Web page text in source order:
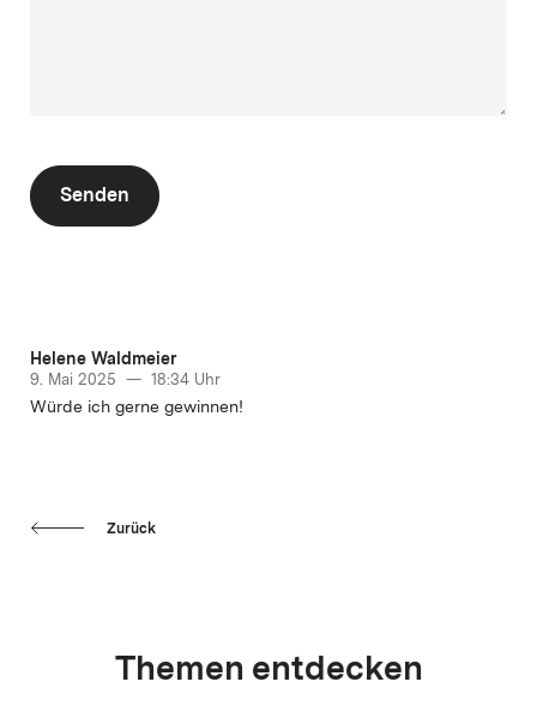
Senden
Helene Waldmeier
9. Mai 2025 — 18:34 Uhr
Würde ich gerne gewinnen!
Zurück
Themen entdecken